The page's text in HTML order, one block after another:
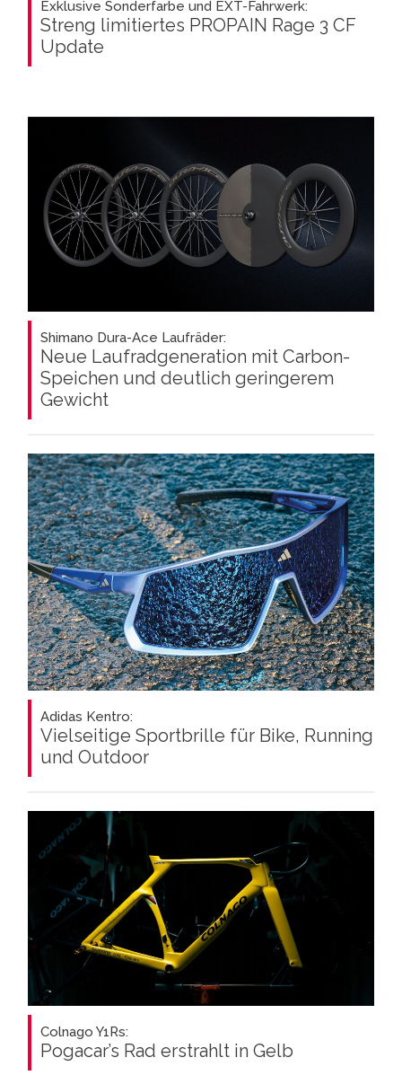
Exklusive Sonderfarbe und EXT-Fahrwerk:
Streng limitiertes PROPAIN Rage 3 CF
Update
Shimano Dura-Ace Laufräder:
Neue Laufradgeneration mit Carbon-
Speichen und deutlich geringerem
Gewicht
Adidas Kentro:
Vielseitige Sportbrille für Bike, Running
und Outdoor
Colnago Y1Rs:
Pogacar’s Rad erstrahlt in Gelb